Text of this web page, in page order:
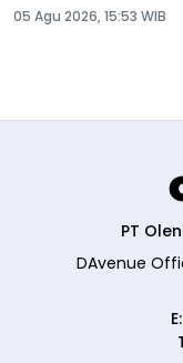
05 Agu 2026, 15:53 WIB
PT
DAvenue
E: